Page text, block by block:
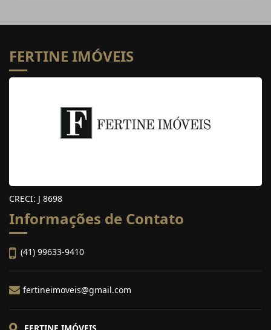
FERTINE IMÓVEIS
CRECI: J 8698
Informações de Contato
(41) 99633-9410
fertineimoveis@gmail.com